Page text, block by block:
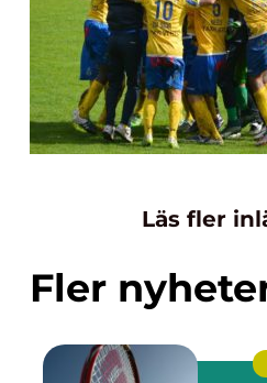
Läs fler
Fler